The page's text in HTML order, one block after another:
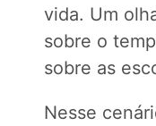
vida. Um
sobre o
sobre as
Nesse